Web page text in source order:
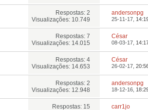
Respostas: 2
Visualizações: 10.749
andersonpg
25-11-17,
Respostas: 7
Visualizações: 14.015
César
08-03-17,
Respostas: 4
Visualizações: 14.653
César
26-02-17,
Respostas: 2
Visualizações: 12.948
andersonpg
18-12-16,
Respostas: 15
carr1jo